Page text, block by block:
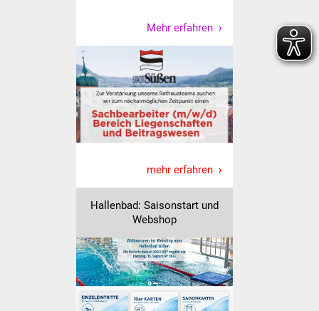
Migration und Integration
Freundeskreis Asyl
Ukraine-Hilfe
Bauen in Süßen
Wohnimmobilien +
Baugrundstücke
Wirtschaft
Haushalt & Infos
Mehr erfahren
mehr erfahren
Hallenbad: Saisonstart und
Webshop